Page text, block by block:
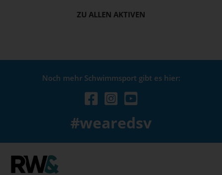
ZU ALLEN AKTIVEN
Noch mehr Schwimmsport gibt es hier:
#wearedsv